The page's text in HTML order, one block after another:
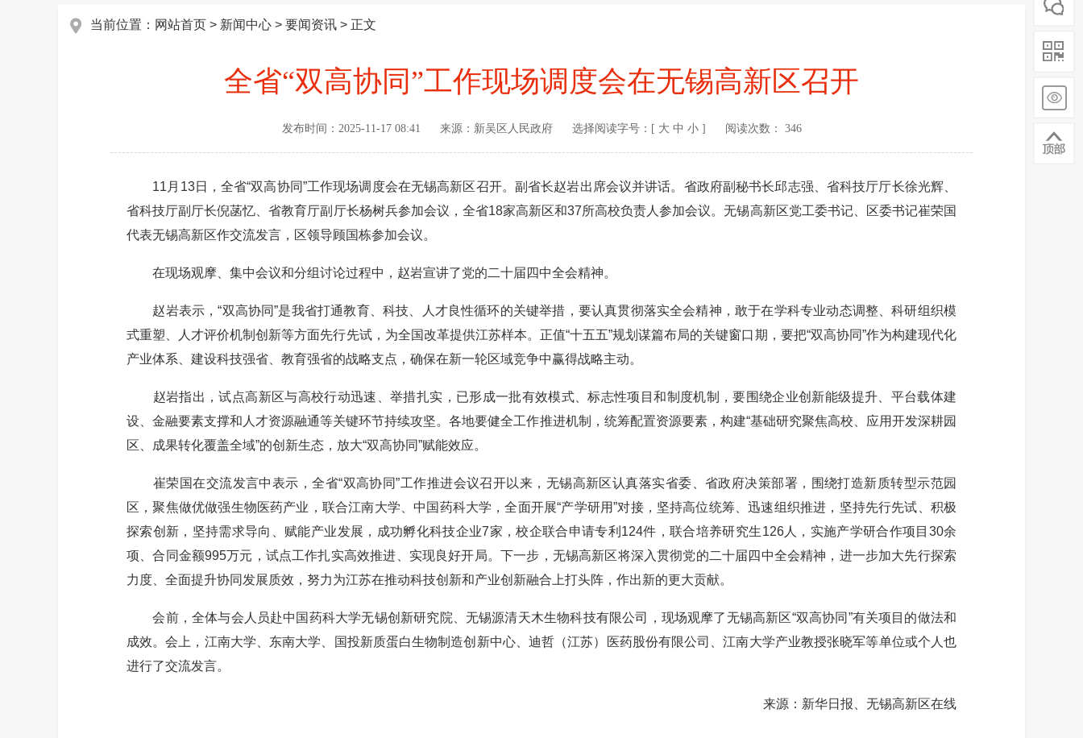
当前位置： 网站首页 > 新闻中心 > 要闻资讯 > 正文
全省“双高协同”工作现场调度会在无锡高新区召开
发布时间： 2025-11-17 08:41 来源： 新吴区人民政府 选择阅读字号：[ 大 中 小] 阅读次数： 346
11月13日，全省“双高协同”工作现场调度会在无锡高新区召开。副省长赵岩出席会议并讲话。省政府副秘书长邱志强、省科技厅厅长徐光辉、
省科技厅副厅长倪菡忆、省教育厅副厅长杨树兵参加会议，全省18家高新区和37所高校负责人参加会议。无锡高新区党工委书记、区委书记崔荣国
代表无锡高新区作交流发言，区领导顾国栋参加会议。
在现场观摩、集中会议和分组讨论过程中，赵岩宣讲了党的二十届四中全会精神。
赵岩表示，“双高协同”是我省打通教育、科技、人才良性循环的关键举措，要认真贯彻落实全会精神，敢于在学科专业动态调整、科研组织模
式重塑、人才评价机制创新等方面先行先试，为全国改革提供江苏样本。正值“十五五”规划谋篇布局的关键窗口期，要把“双高协同”作为构建现代化
产业体系、建设科技强省、教育强省的战略支点，确保在新一轮区域竞争中赢得战略主动。
赵岩指出，试点高新区与高校行动迅速、举措扎实，已形成一批有效模式、标志性项目和制度机制，要围绕企业创新能级提升、平台载体建
设、金融要素支撑和人才资源融通等关键环节持续攻坚。各地要健全工作推进机制，统筹配置资源要素，构建“基础研究聚焦高校、应用开发深耕园
区、成果转化覆盖全域”的创新生态，放大“双高协同”赋能效应。
崔荣国在交流发言中表示，全省“双高协同”工作推进会议召开以来，无锡高新区认真落实省委、省政府决策部署，围绕打造新质转型示范园
区，聚焦做优做强生物医药产业，联合江南大学、中国药科大学，全面开展“产学研用”对接，坚持高位统筹、迅速组织推进，坚持先行先试、积极
探索创新，坚持需求导向、赋能产业发展，成功孵化科技企业7家，校企联合申请专利124件，联合培养研究生126人，实施产学研合作项目30余
项、合同金额995万元，试点工作扎实高效推进、实现良好开局。下一步，无锡高新区将深入贯彻党的二十届四中全会精神，进一步加大先行探索
力度、全面提升协同发展质效，努力为江苏在推动科技创新和产业创新融合上打头阵，作出新的更大贡献。
会前，全体与会人员赴中国药科大学无锡创新研究院、无锡源清天木生物科技有限公司，现场观摩了无锡高新区“双高协同”有关项目的做法和
成效。会上，江南大学、东南大学、国投新质蛋白生物制造创新中心、迪哲（江苏）医药股份有限公司、江南大学产业教授张晓军等单位或个人也
进行了交流发言。
来源：新华日报、无锡高新区在线